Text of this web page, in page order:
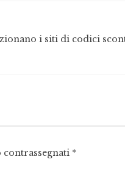
i siti di codici
*